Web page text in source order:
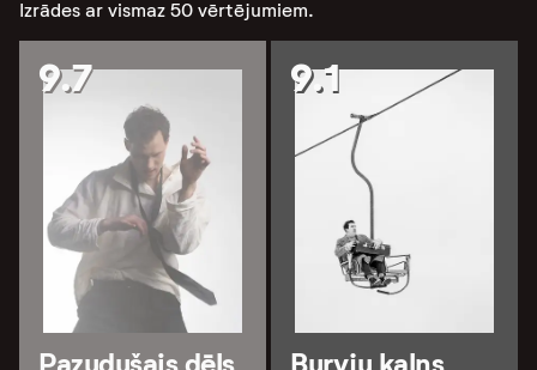
Izrādes ar vismaz 50 vērtējumiem.
9.7 9.1